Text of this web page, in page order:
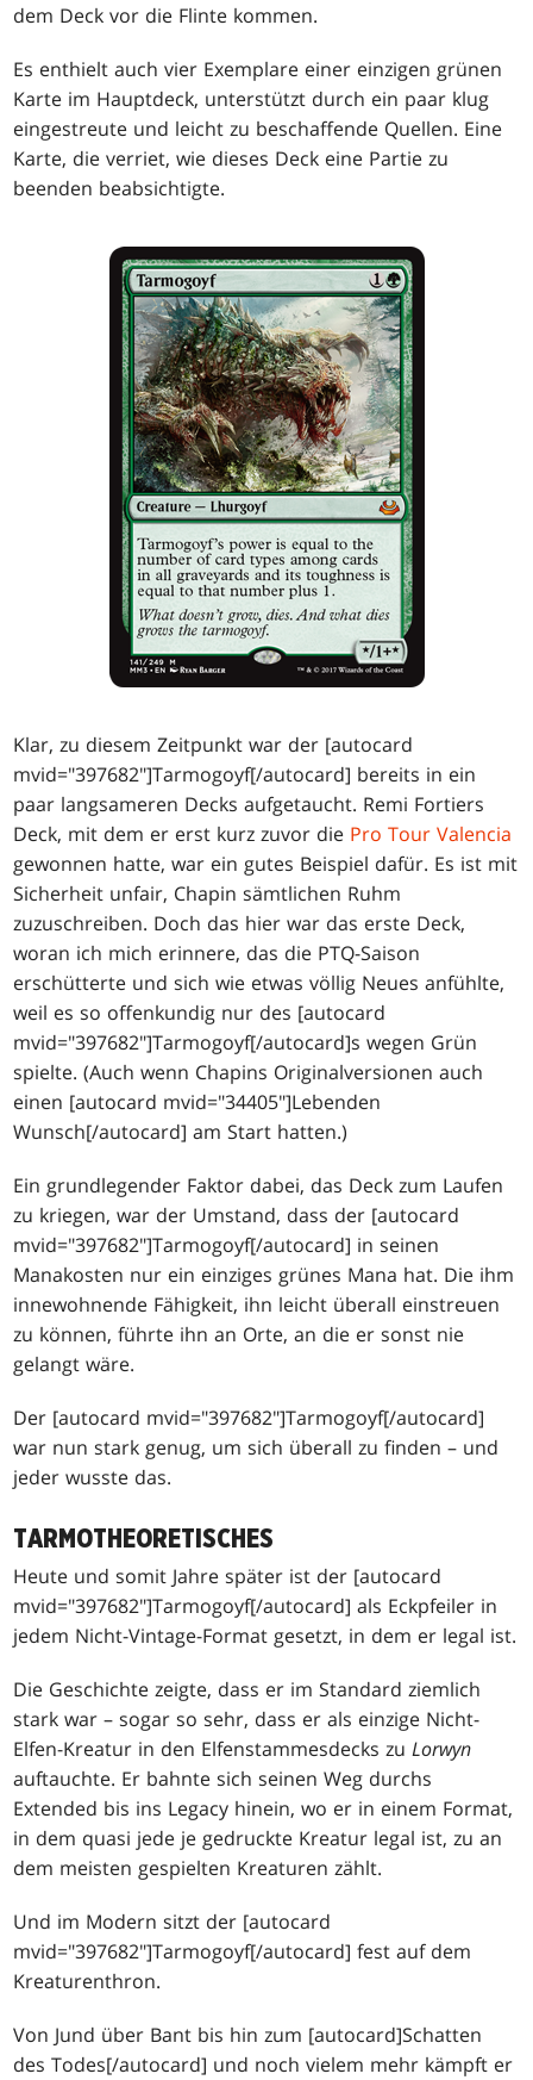
dem Deck vor die Flinte kommen.
Es enthielt auch vier Exemplare einer einzigen grünen
Karte im Hauptdeck, unterstützt durch ein paar klug
eingestreute und leicht zu beschaffende Quellen. Eine
Karte, die verriet, wie dieses Deck eine Partie zu
beenden beabsichtigte.
Klar, zu diesem Zeitpunkt war der [autocard
mvid="397682"]Tarmogoyf[/autocard] bereits in ein
paar langsameren Decks aufgetaucht. Remi Fortiers
Deck, mit dem er erst kurz zuvor die Pro Tour Valencia
gewonnen hatte, war ein gutes Beispiel dafür. Es ist mit
Sicherheit unfair, Chapin sämtlichen Ruhm
zuzuschreiben. Doch das hier war das erste Deck,
woran ich mich erinnere, das die PTQ-Saison
erschütterte und sich wie etwas völlig Neues anfühlte,
weil es so offenkundig nur des [autocard
mvid="397682"]Tarmogoyf[/autocard]s wegen Grün
spielte. (Auch wenn Chapins Originalversionen auch
einen [autocard mvid="34405"]Lebenden
Wunsch[/autocard] am Start hatten.)
Ein grundlegender Faktor dabei, das Deck zum Laufen
zu kriegen, war der Umstand, dass der [autocard
mvid="397682"]Tarmogoyf[/autocard] in seinen
Manakosten nur ein einziges grünes Mana hat. Die ihm
innewohnende Fähigkeit, ihn leicht überall einstreuen
zu können, führte ihn an Orte, an die er sonst nie
gelangt wäre.
Der [autocard mvid="397682"]Tarmogoyf[/autocard]
war nun stark genug, um sich überall zu finden – und
jeder wusste das.
TARMOTHEORETISCHES
Heute und somit Jahre später ist der [autocard
mvid="397682"]Tarmogoyf[/autocard] als Eckpfeiler in
jedem Nicht-Vintage-Format gesetzt, in dem er legal ist.
Die Geschichte zeigte, dass er im Standard ziemlich
stark war – sogar so sehr, dass er als einzige Nicht-
Elfen-Kreatur in den Elfenstammesdecks zuLorwyn
auftauchte. Er bahnte sich seinen Weg durchs
Extended bis ins Legacy hinein, wo er in einem Format,
in dem quasi jede je gedruckte Kreatur legal ist, zu an
dem meisten gespielten Kreaturen zählt.
Und im Modern sitzt der [autocard
mvid="397682"]Tarmogoyf[/autocard] fest auf dem
Kreaturenthron.
Von Jund über Bant bis hin zum [autocard]Schatten
des Todes[/autocard] und noch vielem mehr kämpft er